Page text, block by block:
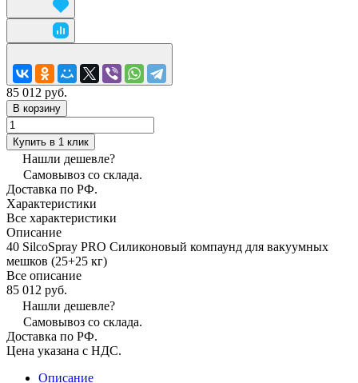
85 012 руб.
В корзину
Купить в 1 клик
Нашли дешевле?
Самовывоз со склада.
Доставка по РФ.
Характеристики
Все характеристики
Описание
40 SilcoSpray PRO Силиконовый компаунд для вакуумных
мешков (25+25 кг)
Все описание
85 012 руб.
Нашли дешевле?
Самовывоз со склада.
Доставка по РФ.
Цена указана с НДС.
Описание